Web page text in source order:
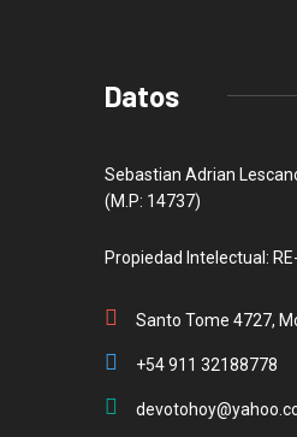
Datos
Sebastian Adrian
(M.P: 14737)
Propiedad Intelectual:
Santo Tome 4727,
+54 911 32188778